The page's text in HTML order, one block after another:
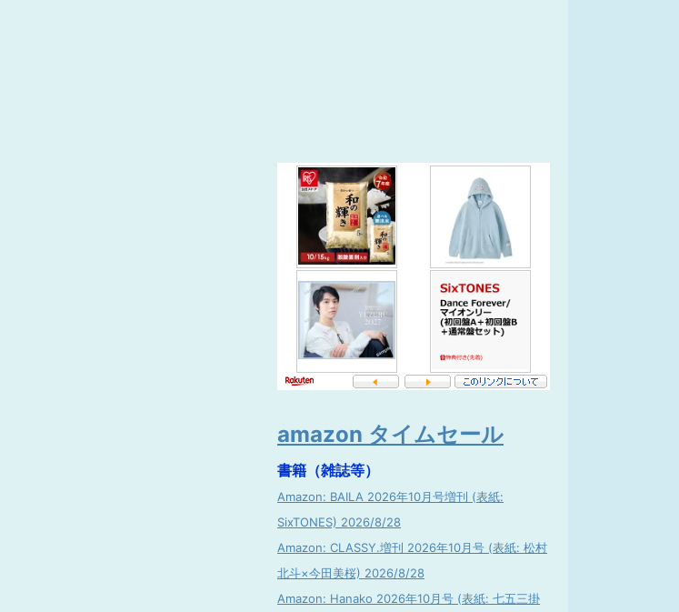
amazon タイムセール
書籍（雑誌等）
Amazon: BAILA 2026年10月号増刊 (表紙:
SixTONES) 2026/8/28
Amazon: CLASSY.増刊 2026年10月号 (表紙: 松村
北斗×今田美桜) 2026/8/28
Amazon: Hanako 2026年10月号 (表紙: 七五三掛